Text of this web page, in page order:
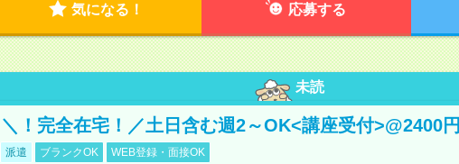
気になる！ 応募する
未読
＼！完全在宅！／土日含む週2～OK<講座受付>@2400円
派遣 ブランクOK WEB登録・面接OK